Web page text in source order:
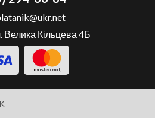
Велика Кільцева 4Б